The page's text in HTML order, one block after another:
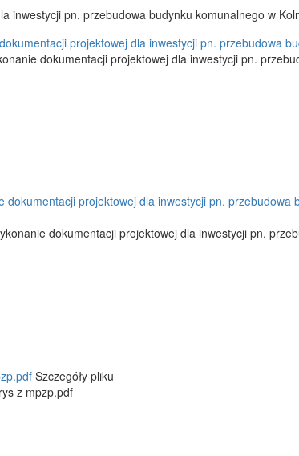
inwestycji pn. przebudowa budynku komunalnego w
projektowej dla inwestycji pn. przebudowa
dokumentacji projektowej dla inwestycji pn.
dokumentacji projektowej dla inwestycji pn. przebudowa
dokumentacji projektowej dla inwestycji pn.
Szczegóły pliku
z mpzp.pdf